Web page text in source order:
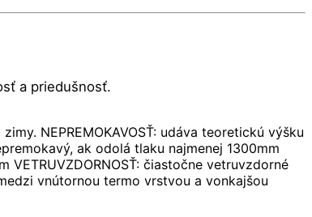
a priedušnosť.
NEPREMOKAVOSŤ: udáva teoretickú výšku
ak odolá tlaku najmenej 1300mm
čiastočne vetruvzdorné
vnútornou termo vrstvou a vonkajšou